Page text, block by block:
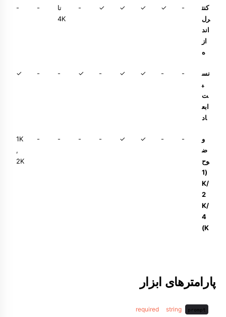
کنت
رل
اند
از
ه
-
✓
✓
✓
✓
-
تا
4K
-
-
نس
ب
ت
ابع
اد
-
-
✓
✓
-
✓
-
-
✓
و
ض
وح
(1
K/
2
K/
4
K)
-
-
✓
✓
-
-
-
-
1K
,
2K
پارامترهای ابزار
prompt
string
required